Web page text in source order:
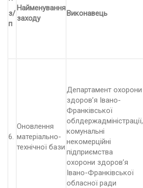
з/
п
Найменування
заходу
Виконавець
6.
Оновлення
матеріально-
технічної бази
Департамент охорони
здоров’я Івано-
Франківської
облдержадміністрації,
комунальні
некомерційні
підприємства
охорони здоров’я
Івано-Франківської
обласної ради